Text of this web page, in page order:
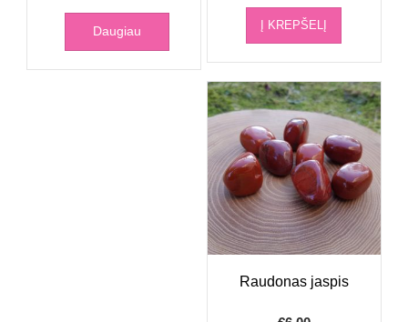
Daugiau Į KREPŠELĮ
Raudonas jaspis